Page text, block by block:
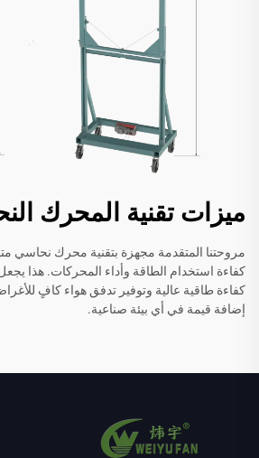
ميزات تقنية المحرك
مروحتنا المتقدمة مجهزة بتقنية محرك نحاسي
كفاءة استخدام الطاقة وأداء المحركات. هذا
كفاءة طاقية عالية وتوفير تدفق هواء كافٍ
إضافة قيمة في أي بيئة صناعية.